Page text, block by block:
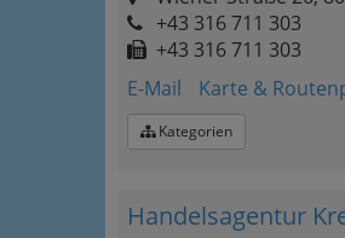
+43 316 711 303
+43 316 711 303
E-Mail
Karte &
Kategorien
Handelsagentur